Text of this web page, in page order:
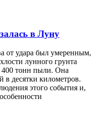
в Луну
от удара был умеренным,
лунного грунта
400 тонн пыли. Она
в десятки километров.
этого события и,